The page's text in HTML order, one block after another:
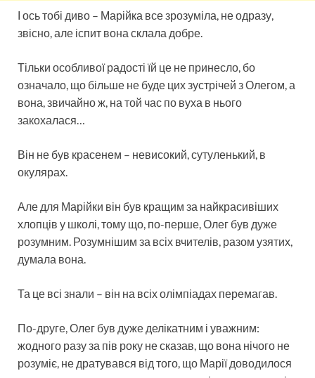
І ось тобі диво – Марійка все зрозуміла, не одразу,
звісно, але іспит вона склала добре.
Тільки особливої радості їй це не принесло, бо
означало, що більше не буде цих зустрічей з Олегом, а
вона, звичайно ж, на той час по вуха в нього
закохалася…
Він не був красенем – невисокий, сутуленький, в
окулярах.
Але для Марійки він був кращим за найкрасивіших
хлопців у школі, тому що, по-перше, Олег був дуже
розумним. Розумнішим за всіх вчителів, разом узятих,
думала вона.
Та це всі знали – він на всіх олімпіадах перемагав.
По-друге, Олег був дуже делікатним і уважним:
жодного разу за пів року не сказав, що вона нічого не
розуміє, не дратувався від того, що Марії доводилося